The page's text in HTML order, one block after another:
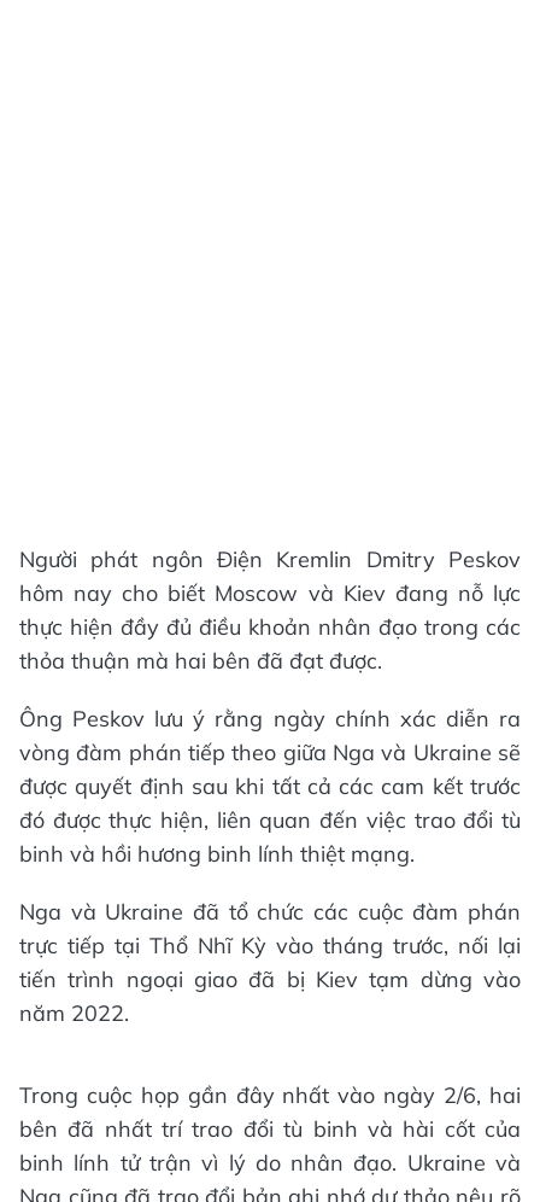
Người phát ngôn Điện Kremlin Dmitry Peskov
hôm nay cho biết Moscow và Kiev đang nỗ lực
thực hiện đầy đủ điều khoản nhân đạo trong các
thỏa thuận mà hai bên đã đạt được.
Ông Peskov lưu ý rằng ngày chính xác diễn ra
vòng đàm phán tiếp theo giữa Nga và Ukraine sẽ
được quyết định sau khi tất cả các cam kết trước
đó được thực hiện, liên quan đến việc trao đổi tù
binh và hồi hương binh lính thiệt mạng.
Nga và Ukraine đã tổ chức các cuộc đàm phán
trực tiếp tại Thổ Nhĩ Kỳ vào tháng trước, nối lại
tiến trình ngoại giao đã bị Kiev tạm dừng vào
năm 2022.
Trong cuộc họp gần đây nhất vào ngày 2/6, hai
bên đã nhất trí trao đổi tù binh và hài cốt của
binh lính tử trận vì lý do nhân đạo. Ukraine và